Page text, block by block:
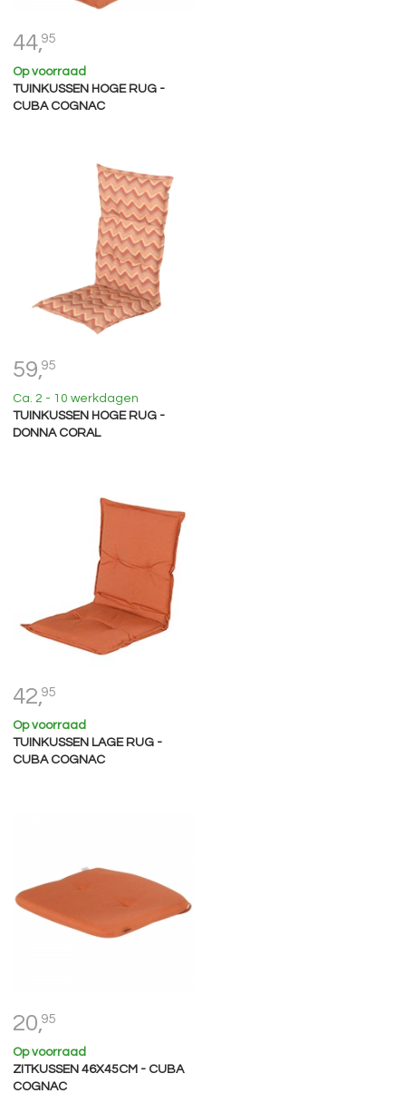
44,95
Op voorraad
TUINKUSSEN HOGE RUG -
CUBA COGNAC
59,95
Ca. 2 - 10 werkdagen
TUINKUSSEN HOGE RUG -
DONNA CORAL
42,95
Op voorraad
TUINKUSSEN LAGE RUG -
CUBA COGNAC
20,95
Op voorraad
ZITKUSSEN 46X45CM - CUBA
COGNAC